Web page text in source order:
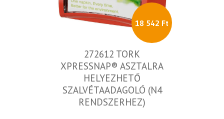
18 542 Ft
272612 TORK
XPRESSNAP® ASZTALRA
HELYEZHETŐ
SZALVÉTAADAGOLÓ (N4
RENDSZERHEZ)